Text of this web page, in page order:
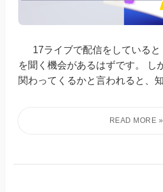
17ライブで配信をしていると
を聞く機会があるはずです。 し
関わってくるかと言われると、